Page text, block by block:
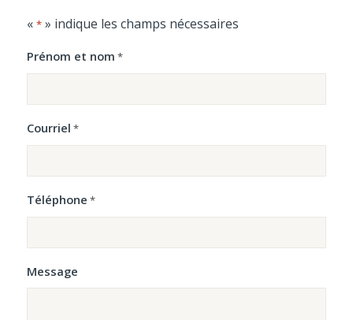
« *» indique les champs nécessaires
Prénom et nom *
Courriel *
Téléphone *
Message